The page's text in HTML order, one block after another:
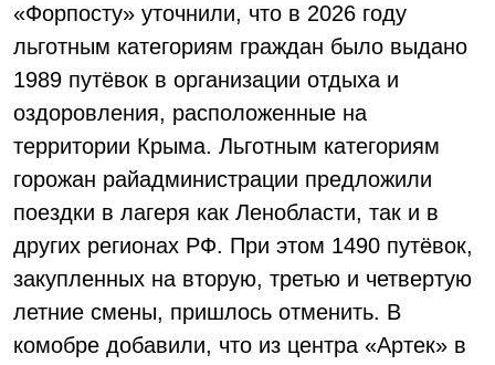
«Форпосту» уточнили, что в 2026 году
льготным категориям граждан было выдано
1989 путёвок в организации отдыха и
оздоровления, расположенные на
территории Крыма. Льготным категориям
горожан райадминистрации предложили
поездки в лагеря как Ленобласти, так и в
других регионах РФ. При этом 1490 путёвок,
закупленных на вторую, третью и четвертую
летние смены, пришлось отменить. В
комобре добавили, что из центра «Артек» в